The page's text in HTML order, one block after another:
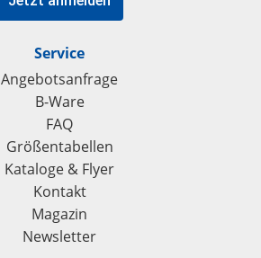
Service
Angebotsanfrage
B-Ware
FAQ
Größentabellen
Kataloge & Flyer
Kontakt
Magazin
Newsletter